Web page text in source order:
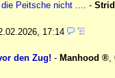
Peitsche nicht ....
-
17:14
den Zug! - Manhood ,